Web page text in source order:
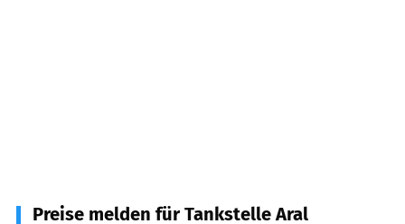
Preise melden für Tankstelle Aral